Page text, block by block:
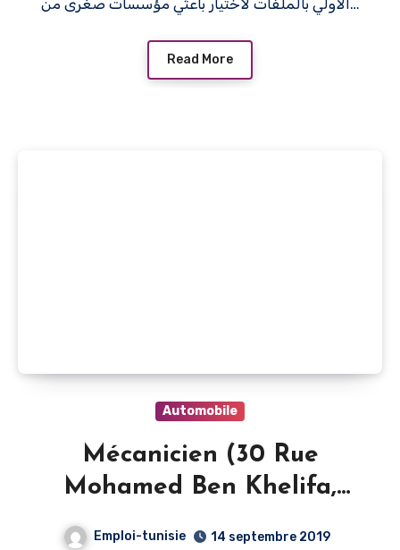
Read More
Automobile
Mécanicien (30 Rue
Mohamed Ben Khelifa,
Emploi-tunisie
14 septembre 2019